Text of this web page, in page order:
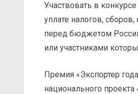
Участвовать в
уплате налогов,
перед бюджетом
или участниками
Премия «Экспортер
национального